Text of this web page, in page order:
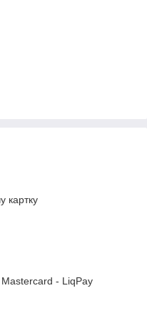
картку
- LiqPay